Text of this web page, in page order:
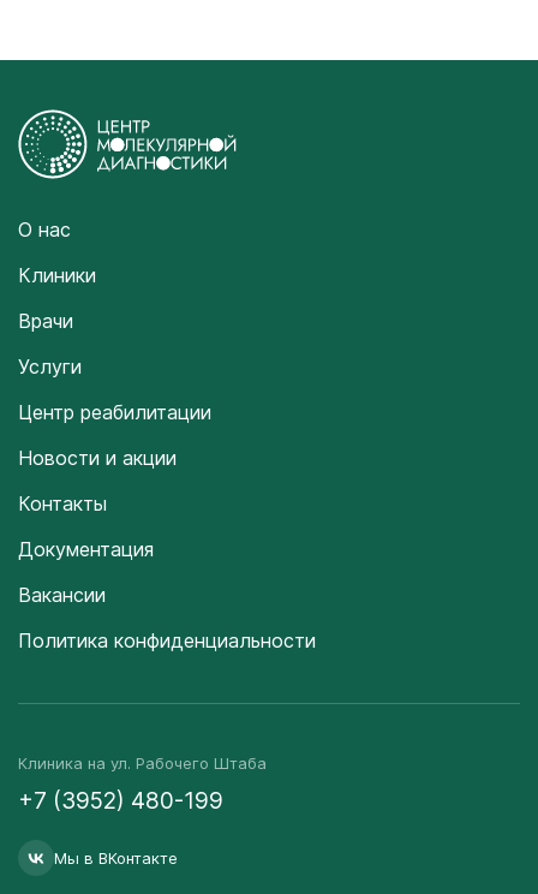
О нас
Клиники
Врачи
Услуги
Центр реабилитации
Новости и акции
Контакты
Документация
Вакансии
Политика конфиденциальности
Клиника на ул. Рабочего Штаба
+7 (3952) 480-199
Мы в ВКонтакте